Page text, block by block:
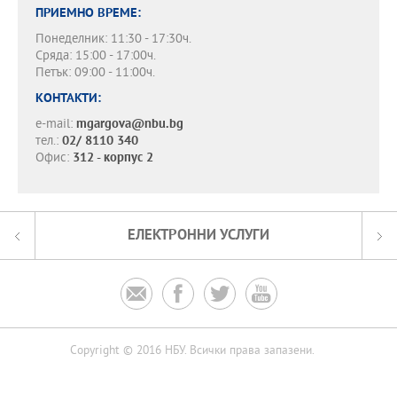
ПРИЕМНО ВРЕМЕ:
Понеделник: 11:30 - 17:30ч.
Сряда: 15:00 - 17:00ч.
Петък: 09:00 - 11:00ч.
КОНТАКТИ:
e-mail: mgargova@nbu.bg
тел.: 02/ 8110 340
Офис: 312 - корпус 2
ЕЛЕКТРОННИ УСЛУГИ
   
Copyright © 2016 НБУ. Всички права запазени.